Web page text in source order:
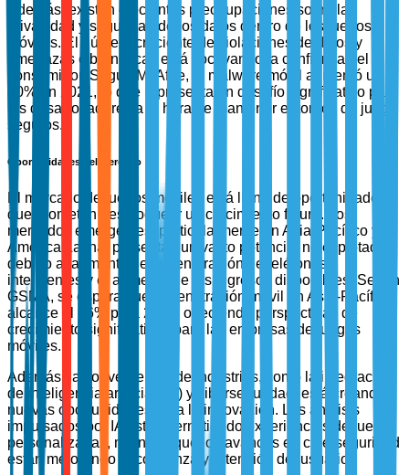
Además, existen crecientes preocupaciones sobre la
privacidad y seguridad de los datos dentro de los juegos
móviles. El número creciente de violaciones de datos y
amenazas cibernéticas está socavando la confianza del
consumidor. Según McAfee, el malware móvil aumentó un
40% en 2021, lo que representa un desafío significativo para
los desarrolladores a la hora de mantener entornos de juego
seguros.
Oportunidades del Mercado
El mercado de juegos móviles está lleno de oportunidades
que prometen desbloquear un crecimiento futuro. Los
mercados emergentes, particularmente en Asia-Pacífico y
América Latina, presentan un vasto potencial no explotado
debido al aumento de la penetración de teléfonos
inteligentes y el aumento de los ingresos disponibles. Según
GSMA, se espera que la penetración móvil en Asia-Pacífico
alcance el 66% para 2025, ofreciendo perspectivas de
crecimiento significativas para las empresas de juegos
móviles.
Además, la convergencia de industrias, como la integración
de inteligencia artificial (IA) y ciberseguridad, está creando
nuevas oportunidades para la innovación. Los análisis
impulsados por IA están permitiendo experiencias de juego
personalizadas, mientras que los avances en ciberseguridad
están mejorando la confianza y retención del usuario.